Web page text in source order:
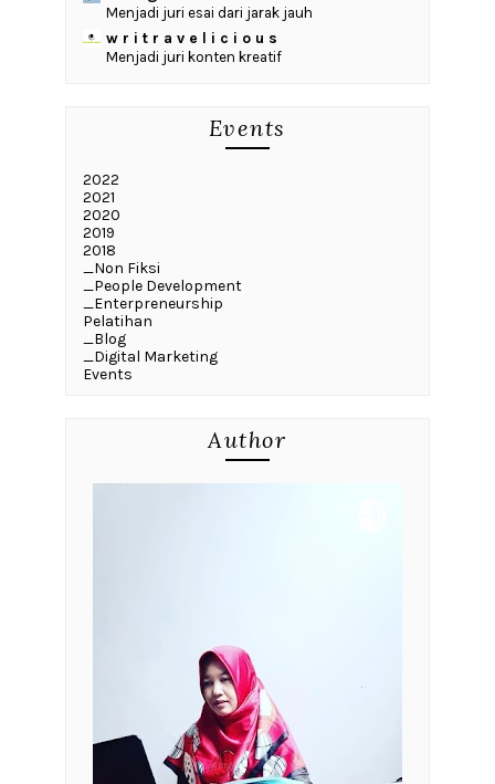
Menjadi juri esai dari jarak jauh
w r i t r a v e l i c i o u s
Menjadi juri konten kreatif
Events
2022
2021
2020
2019
2018
_Non Fiksi
_People Development
_Enterpreneurship
Pelatihan
_Blog
_Digital Marketing
Events
Author